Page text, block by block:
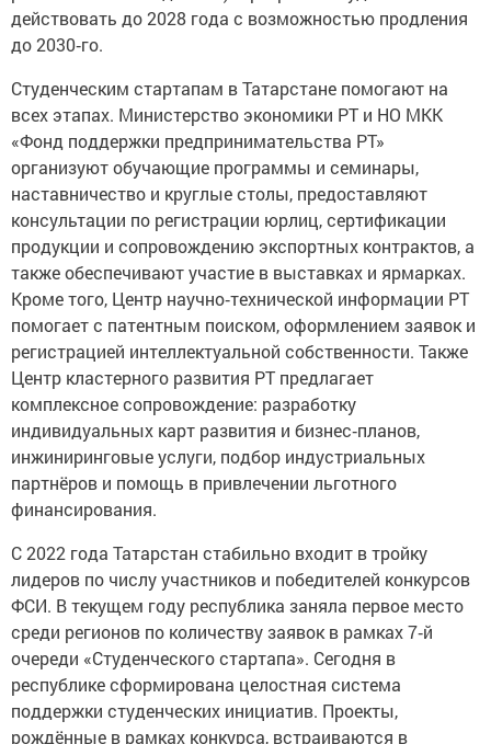
действовать до 2028 года с возможностью продления
до 2030‑го.
Студенческим стартапам в Татарстане помогают на
всех этапах. Министерство экономики РТ и НО МКК
«Фонд поддержки предпринимательства РТ»
организуют обучающие программы и семинары,
наставничество и круглые столы, предоставляют
консультации по регистрации юрлиц, сертификации
продукции и сопровождению экспортных контрактов, а
также обеспечивают участие в выставках и ярмарках.
Кроме того, Центр научно‑технической информации РТ
помогает с патентным поиском, оформлением заявок и
регистрацией интеллектуальной собственности. Также
Центр кластерного развития РТ предлагает
комплексное сопровождение: разработку
индивидуальных карт развития и бизнес‑планов,
инжиниринговые услуги, подбор индустриальных
партнёров и помощь в привлечении льготного
финансирования.
С 2022 года Татарстан стабильно входит в тройку
лидеров по числу участников и победителей конкурсов
ФСИ. В текущем году республика заняла первое место
среди регионов по количеству заявок в рамках 7‑й
очереди «Студенческого стартапа». Сегодня в
республике сформирована целостная система
поддержки студенческих инициатив. Проекты,
рождённые в рамках конкурса, встраиваются в